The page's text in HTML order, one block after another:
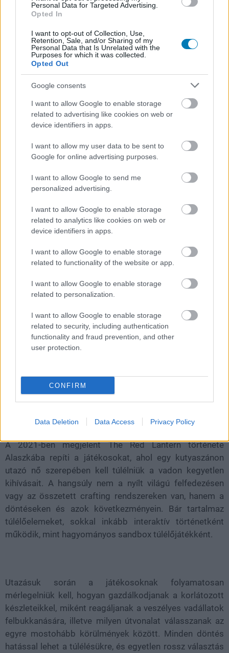
Personal Data for Targeted Advertising.
Opted In
I want to opt-out of Collection, Use,
Retention, Sale, and/or Sharing of my
Personal Data that Is Unrelated with the
Purposes for which it was collected.
Opted Out
Google consents
I want to allow Google to enable storage
related to advertising like cookies on web or
device identifiers in apps.
I want to allow my user data to be sent to
Google for online advertising purposes.
I want to allow Google to send me
personalized advertising.
I want to allow Google to enable storage
related to analytics like cookies on web or
device identifiers in apps.
I want to allow Google to enable storage
related to functionality of the website or app.
I want to allow Google to enable storage
related to personalization.
I want to allow Google to enable storage
related to security, including authentication
functionality and fraud prevention, and other
user protection.
CONFIRM
Data Deletion Data Access Privacy Policy
Hozzászólások
Most ingyen bezsákolhatod ezt
a 7400 forintos játékot a
Steamen, ha sietsz
Chavalier|2026 június 13. 12:03
Az alkotók ajánlata időkorlátos, már csak
Unmute Loaded:
21.86%
Figyelemre méltó ajándékkal kedveskedik a
játékosoknak a Kepler Interactive és a Timberline Studio
párosa a Steam játékosainak. Átmenetileg ingyenessé
kattintással a könyvtárához. Az ajánlat egészen
pontosan aznap 19 órakor jár le, és aki addig végrehajtja
7400 forintért kínálat alkotással.
A 2021-ben megjelent The Red Lantern története
Alaszkába repíti a játékosokat, ahol egy kutyaszánon
utazó nő szerepében kell túlélniük a vadon kegyetlen
kihívásait. A hangsúly nem a nyílt világú felfedezésen
vagy az összetett crafting rendszereken van, hanem a
döntéseken és azok következményein. Bár tartalmaz
túlélőelemeket, sokkal inkább interaktív történetként
működik, mint hagyományos sandbox túlélőjátékként.
Utazásuk során a játékosoknak folyamatosan
mérlegelniük kell, hogyan gazdálkodjanak a korlátozott
készleteikkel, miként reagáljanak a veszélyes vadállatok
felbukkanására, illetve milyen útvonalat válasszanak az
egyre mostohább körülmények között. Minden döntés
hatással lehet a túlélésükre, és egyetlen rossz választás